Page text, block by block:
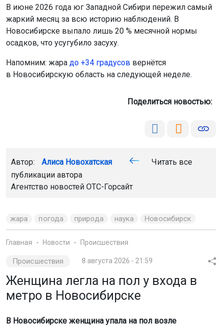
В июне 2026 года юг Западной Сибири пережил самый
жаркий месяц за всю историю наблюдений. В
Новосибирске выпало лишь 20 % месячной нормы
осадков, что усугубило засуху.
Напомним: жара до +34 градусов вернётся
в Новосибирскую область на следующей неделе.
Поделиться новостью:
Автор: Алиса Новохатская
Читать все
публикации автора
Агентство новостей ОТС-Горсайт
жара погода природа наука Новосибирск
Главная Новости Происшествия
Происшествия 8 августа 2026 - 21:59
Женщина легла на пол у входа в
метро в Новосибирске
В Новосибирске женщина упала на пол возле